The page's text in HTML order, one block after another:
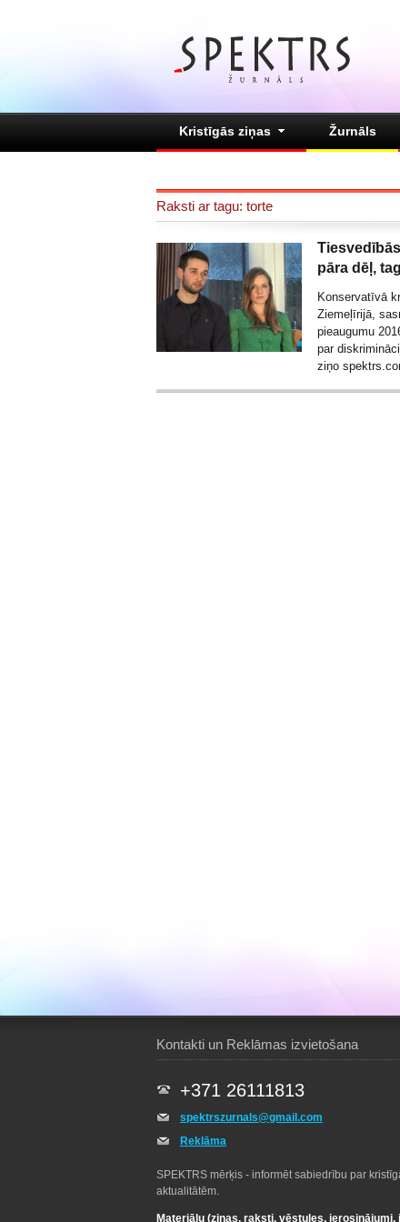
Kristīgās ziņas Žurnāls
Raksti ar tagu: torte
pāra dēļ,
Konservatīvā
Ziemeļīrijā,
pieaugumu
par
ziņo
Kontakti un Reklāmas izvietošana
+371 26111813
spektrszurnals@gmail.com
Reklāma
SPEKTRS mērķis - informēt sabiedrību par
aktualitātēm.
Materiālu (ziņas, raksti, vēstules, ierosinājumi,